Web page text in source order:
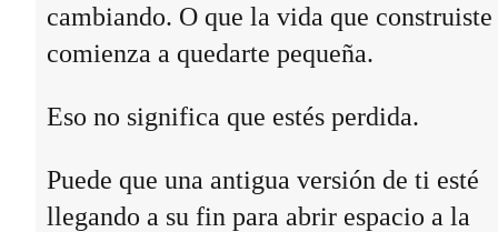
cambiando. O que la vida que construiste
comienza a quedarte pequeña.
Eso no significa que estés perdida.
Puede que una antigua versión de ti esté
llegando a su fin para abrir espacio a la